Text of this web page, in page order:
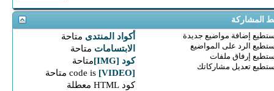
المشاركة
إضافة مواضيع جديدة
الرد على المواضيع
إرفاق ملفات
تعديل مشاركاتك
أكواد المنتدى متاحة
الابتسامات متاحة
كود [IMG]
متاحة
[VIDEO]
code is
متاحة
كود HTML
معطلة